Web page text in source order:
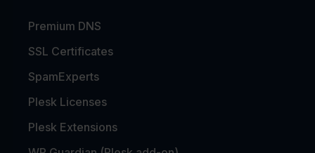
Premium DNS
SSL Certificates
SpamExperts
Plesk Licenses
Plesk Extensions